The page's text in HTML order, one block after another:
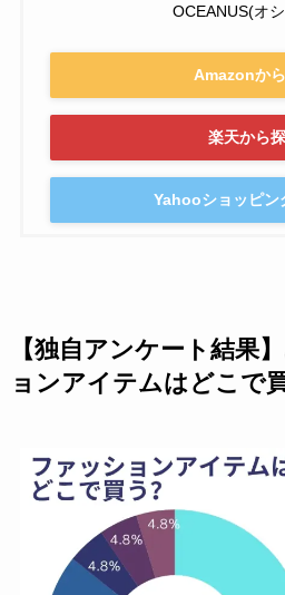
OCEANUS(オ
Amazonか
楽天から
Yahooショッピン
【独自アンケート結果
ョンアイテムはどこで